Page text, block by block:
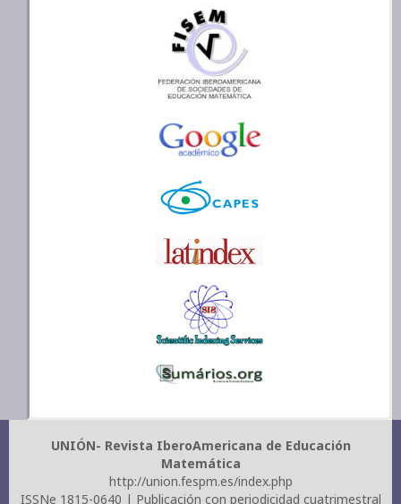
UNIÓN- Revista IberoAmericana de Educación
Matemática
http://union.fespm.es/index.php
ISSNe 1815-0640 | Publicación con periodicidad cuatrimestral